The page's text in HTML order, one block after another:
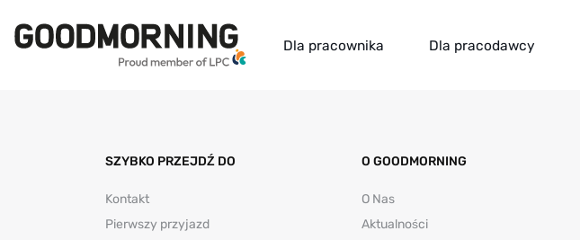
Dla pracownika Dla pracodawcy
SZYBKO PRZEJDŹ DO
Kontakt
Pierwszy przyjazd
O GOODMORNING
O Nas
Aktualności